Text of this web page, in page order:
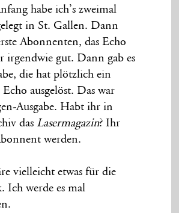
habe ich’s zweimal
in St. Gallen. Dann
Abonnenten, das Echo
irgendwie gut. Dann gab es
die hat plötzlich ein
ausgelöst. Das war
Ausgabe. Habt ihr in
das Lasermagazin? Ihr
werden.
vielleicht etwas für die
Ich werde es mal